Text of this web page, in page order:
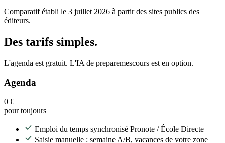
Comparatif établi le 3 juillet 2026 à partir des sites publics des
éditeurs.
Des tarifs simples.
L'agenda est gratuit. L'IA de preparemescours est en option.
Agenda
0 €
pour toujours
Emploi du temps synchronisé Pronote / École Directe
Saisie manuelle : semaine A/B, vacances de votre zone